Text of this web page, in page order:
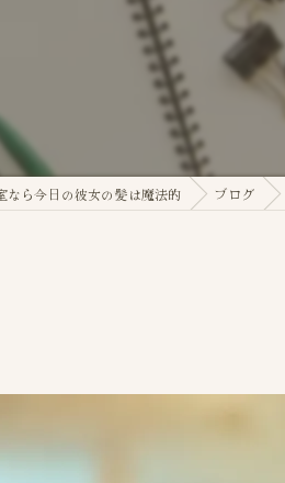
なら今日の彼女の髪は魔法的 ブログ